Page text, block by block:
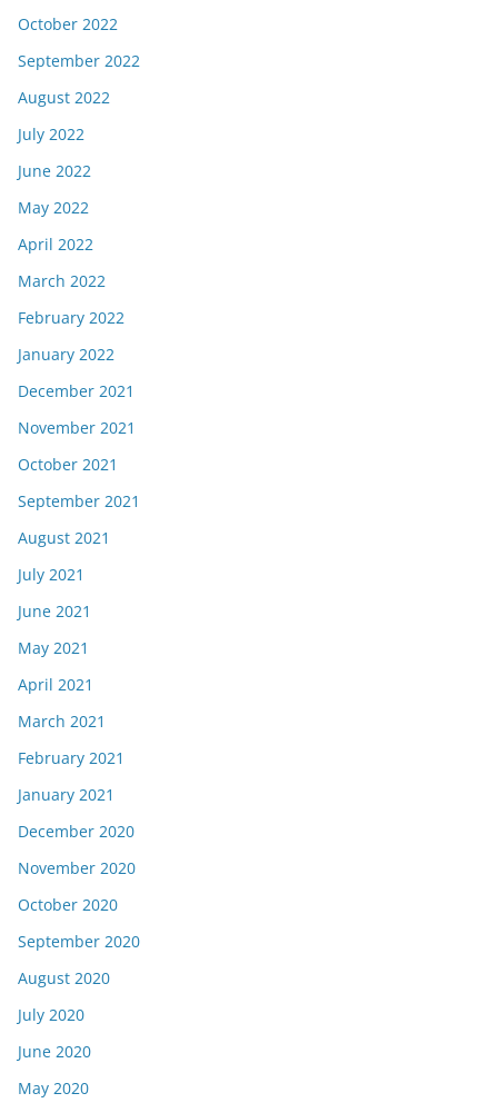
October 2022
September 2022
August 2022
July 2022
June 2022
May 2022
April 2022
March 2022
February 2022
January 2022
December 2021
November 2021
October 2021
September 2021
August 2021
July 2021
June 2021
May 2021
April 2021
March 2021
February 2021
January 2021
December 2020
November 2020
October 2020
September 2020
August 2020
July 2020
June 2020
May 2020